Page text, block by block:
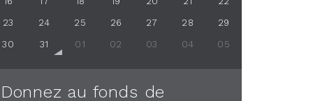
23 24 25 26 27 28 29
30 31 01 02 03 04 05
Donnez au fonds de